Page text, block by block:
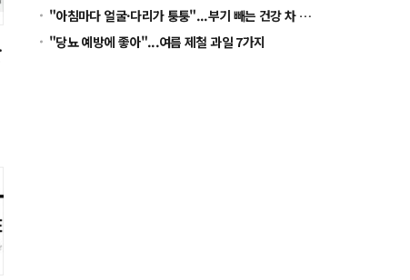
"아침마다 얼굴·다리가 퉁퉁"...부기 빼는 건강 차 5가지
"당뇨 예방에 좋아"...여름 제철 과일 7가지